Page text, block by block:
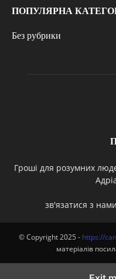
ПОПУЛЯРНА
Без рубрики
Гроші для розумних
зв'язатися з
© Copyright 2025 - https://
матеріалів